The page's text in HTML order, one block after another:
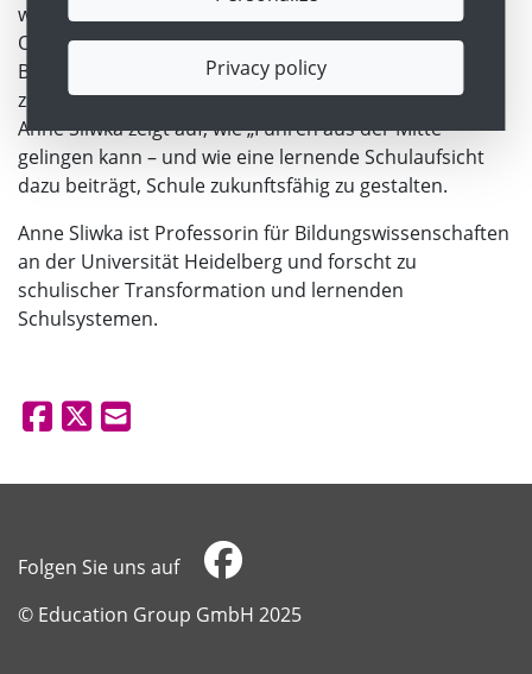
wird, braucht es verlässliche Daten, pädagogische
Orientierung und aktive Netzwerke. Professionelle
Beziehungsgestaltung, systemisches Denken und Mut
zur Fehlerfreundlichkeit werden zu Schlüsselfaktoren.
Anne Sliwka zeigt auf, wie „Führen aus der Mitte“
gelingen kann – und wie eine lernende Schulaufsicht
dazu beiträgt, Schule zukunftsfähig zu gestalten.
Anne Sliwka ist Professorin für Bildungswissenschaften
an der Universität Heidelberg und forscht zu
schulischer Transformation und lernenden
Schulsystemen.
Folgen Sie uns auf
​​​​​​​© Education Group GmbH 2025
Privacy policy